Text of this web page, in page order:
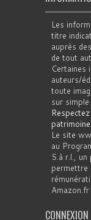
Les
titre
auprès
de tout
auteurs/
toute
sur
patrimoine
Le site
au
S.à r.l.,
permettre
Amazon.fr
CONNEXION